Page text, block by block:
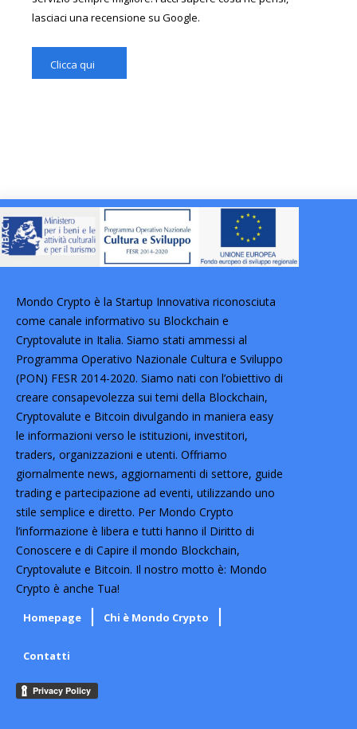
lasciaci una recensione su Google.
Clicca qui
Mondo Crypto è la Startup Innovativa riconosciuta
come canale informativo su Blockchain e
Cryptovalute in Italia. Siamo stati ammessi al
Programma Operativo Nazionale Cultura e Sviluppo
(PON) FESR 2014-2020. Siamo nati con l’obiettivo di
creare consapevolezza sui temi della Blockchain,
Cryptovalute e Bitcoin divulgando in maniera easy
le informazioni verso le istituzioni, investitori,
traders, organizzazioni e utenti. Offriamo
giornalmente news, aggiornamenti di settore, guide
trading e partecipazione ad eventi, utilizzando uno
stile semplice e diretto. Per Mondo Crypto
l’informazione è libera e tutti hanno il Diritto di
Conoscere e di Capire il mondo Blockchain,
Cryptovalute e Bitcoin. Il nostro motto è: Mondo
Crypto è anche Tua!
Homepage Chi è Mondo Crypto
Contatti